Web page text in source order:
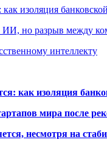
как изоляция
ИИ, но разрыв между
интеллекту
как изоляция
мира после
несмотря на